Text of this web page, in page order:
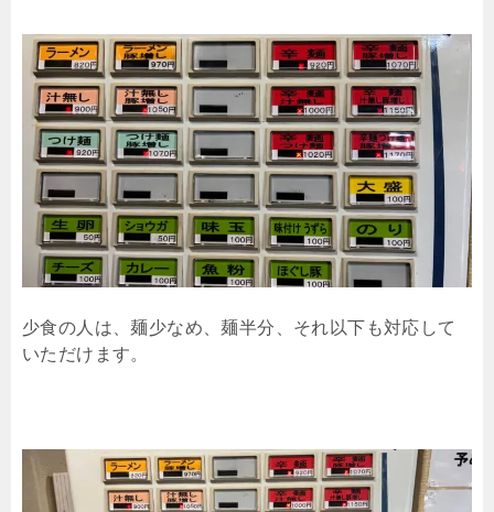
少食の人は、麺少なめ、麺半分、それ以下も対応して
いただけます。